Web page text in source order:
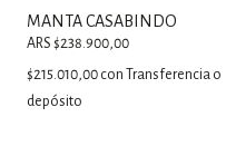
MANTA CASABINDO
ARS $238.900,00
$215.010,00 con
Transferencia o
depósito